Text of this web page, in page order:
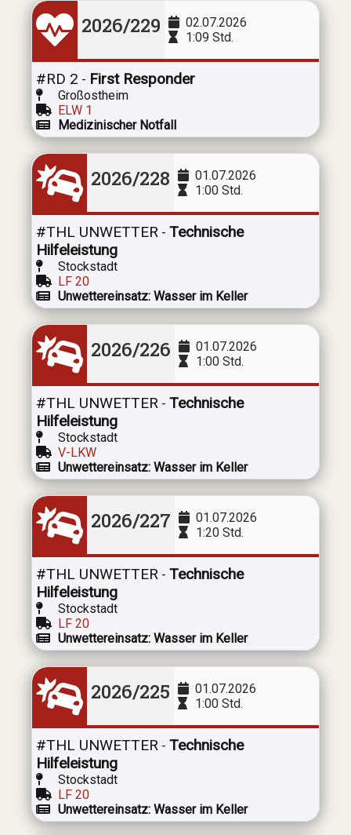
2026/229
02.07.2026
1:09 Std.
#RD 2 - First Responder
Großostheim
ELW 1
Medizinischer Notfall
2026/228
01.07.2026
1:00 Std.
#THL UNWETTER - Technische
Hilfeleistung
Stockstadt
LF 20
Unwettereinsatz: Wasser im Keller
2026/226
01.07.2026
1:00 Std.
#THL UNWETTER - Technische
Hilfeleistung
Stockstadt
V-LKW
Unwettereinsatz: Wasser im Keller
2026/227
01.07.2026
1:20 Std.
#THL UNWETTER - Technische
Hilfeleistung
Stockstadt
LF 20
Unwettereinsatz: Wasser im Keller
2026/225
01.07.2026
1:00 Std.
#THL UNWETTER - Technische
Hilfeleistung
Stockstadt
LF 20
Unwettereinsatz: Wasser im Keller